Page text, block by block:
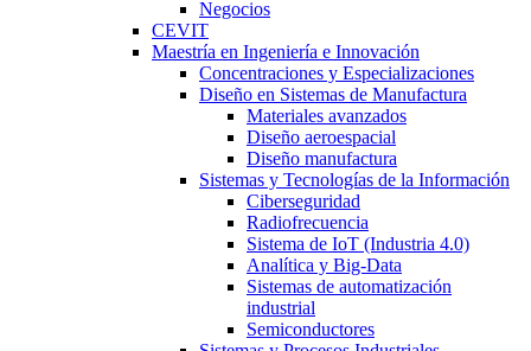
Negocios
CEVIT
Maestría en Ingeniería e Innovación
Concentraciones y Especializaciones
Diseño en Sistemas de Manufactura
Materiales avanzados
Diseño aeroespacial
Diseño manufactura
Sistemas y Tecnologías de la Información
Ciberseguridad
Radiofrecuencia
Sistema de IoT (Industria 4.0)
Analítica y Big-Data
Sistemas de automatización
industrial
Semiconductores